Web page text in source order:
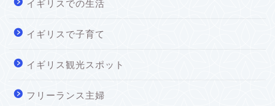
イギリスでの生活
イギリスで子育て
イギリス観光スポット
フリーランス主婦